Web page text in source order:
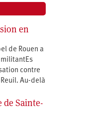
en
de Rouen a
contre
Au-delà
de Sainte-